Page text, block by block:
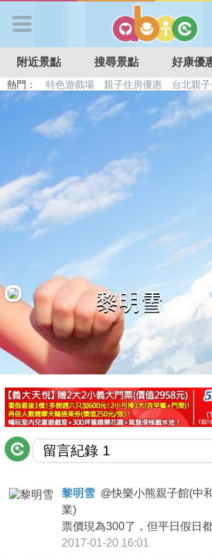
APP登入
首 頁
搜尋景點
好康優惠
最新留言
商家合作
推薦景點
討論區
聯絡我們
APP下載
附近景點 搜尋景點 好康優
熱門： 特色遊戲場 親子住房優惠 台北親
溜滑梯民宿
觀光工廠 日本親子景
黎明雪
黎明雪 @快樂小熊親子館(中
業)
票價現為300了，但平日假日
2017-01-20 16:01